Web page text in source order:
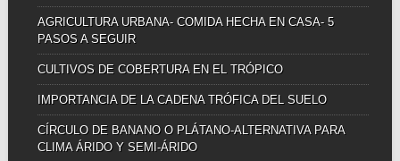
AGRICULTURA URBANA- COMIDA HECHA EN CASA- 5
PASOS A SEGUIR
CULTIVOS DE COBERTURA EN EL TRÓPICO
IMPORTANCIA DE LA CADENA TRÓFICA DEL SUELO
CÍRCULO DE BANANO O PLÁTANO-ALTERNATIVA PARA
CLIMA ÁRIDO Y SEMI-ÁRIDO